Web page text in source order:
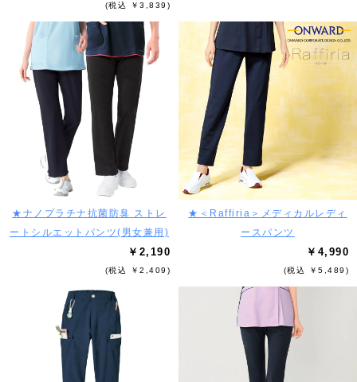
(税込 ￥3,839)
★ナノプラチナ抗菌防臭 ストレ
ートシルエットパンツ(男女兼用)
￥2,190
(税込 ￥2,409)
★＜Raffiria＞メディカルレディ
ースパンツ
￥4,990
(税込 ￥5,489)